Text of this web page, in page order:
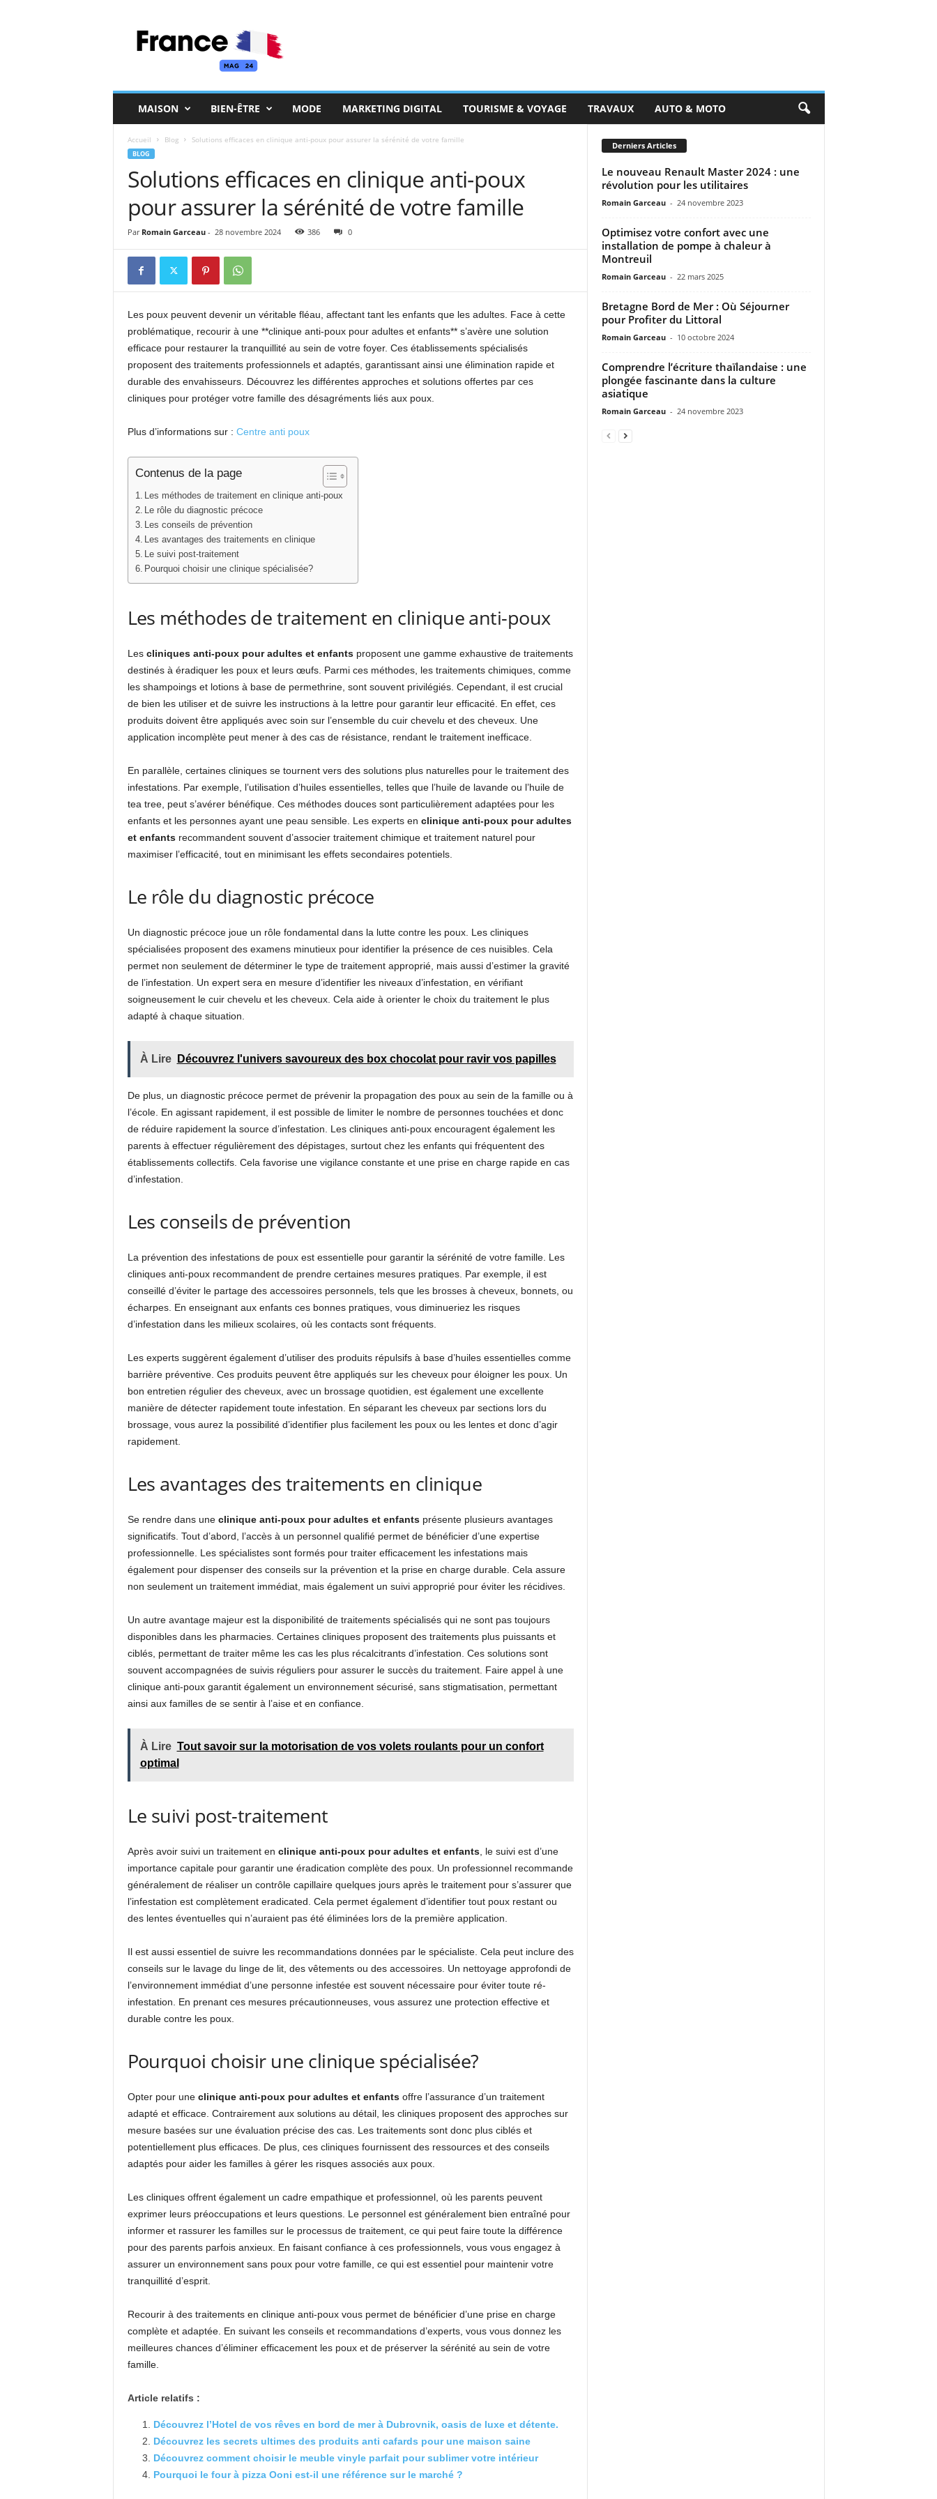
MAISON BIEN-ÊTRE MODE MARKETING DIGITAL TOURISME & VOYAGE TRAVAUX AUTO & MOTO
Accueil Blog Solutions efficaces en clinique anti-poux pour assurer la sérénité de votre famille
BLOG
Solutions efficaces en clinique anti-poux
pour assurer la sérénité de votre famille
Par Romain Garceau- 28 novembre 2024 386 0
Les poux peuvent devenir un véritable fléau, affectant tant les enfants que les adultes. Face à cette
problématique, recourir à une **clinique anti-poux pour adultes et enfants** s’avère une solution
efficace pour restaurer la tranquillité au sein de votre foyer. Ces établissements spécialisés
proposent des traitements professionnels et adaptés, garantissant ainsi une élimination rapide et
durable des envahisseurs. Découvrez les différentes approches et solutions offertes par ces
cliniques pour protéger votre famille des désagréments liés aux poux.
Plus d’informations sur : Centre anti poux
Contenus de la page
Les méthodes de traitement en clinique anti-poux
Le rôle du diagnostic précoce
Les conseils de prévention
Les avantages des traitements en clinique
Le suivi post-traitement
Pourquoi choisir une clinique spécialisée?
Les méthodes de traitement en clinique anti-poux
Les cliniques anti-poux pour adultes et enfantsproposent une gamme exhaustive de traitements
destinés à éradiquer les poux et leurs œufs. Parmi ces méthodes, les traitements chimiques, comme
les shampoings et lotions à base de permethrine, sont souvent privilégiés. Cependant, il est crucial
de bien les utiliser et de suivre les instructions à la lettre pour garantir leur efficacité. En effet, ces
produits doivent être appliqués avec soin sur l’ensemble du cuir chevelu et des cheveux. Une
application incomplète peut mener à des cas de résistance, rendant le traitement inefficace.
En parallèle, certaines cliniques se tournent vers des solutions plus naturelles pour le traitement des
infestations. Par exemple, l’utilisation d’huiles essentielles, telles que l’huile de lavande ou l’huile de
tea tree, peut s’avérer bénéfique. Ces méthodes douces sont particulièrement adaptées pour les
enfants et les personnes ayant une peau sensible. Les experts en clinique anti-poux pour adultes
et enfantsrecommandent souvent d’associer traitement chimique et traitement naturel pour
maximiser l’efficacité, tout en minimisant les effets secondaires potentiels.
Le rôle du diagnostic précoce
Un diagnostic précoce joue un rôle fondamental dans la lutte contre les poux. Les cliniques
spécialisées proposent des examens minutieux pour identifier la présence de ces nuisibles. Cela
permet non seulement de déterminer le type de traitement approprié, mais aussi d’estimer la gravité
de l’infestation. Un expert sera en mesure d’identifier les niveaux d’infestation, en vérifiant
soigneusement le cuir chevelu et les cheveux. Cela aide à orienter le choix du traitement le plus
adapté à chaque situation.
À Lire Découvrez l'univers savoureux des box chocolat pour ravir vos papilles
De plus, un diagnostic précoce permet de prévenir la propagation des poux au sein de la famille ou à
l’école. En agissant rapidement, il est possible de limiter le nombre de personnes touchées et donc
de réduire rapidement la source d’infestation. Les cliniques anti-poux encouragent également les
parents à effectuer régulièrement des dépistages, surtout chez les enfants qui fréquentent des
établissements collectifs. Cela favorise une vigilance constante et une prise en charge rapide en cas
d’infestation.
Les conseils de prévention
La prévention des infestations de poux est essentielle pour garantir la sérénité de votre famille. Les
cliniques anti-poux recommandent de prendre certaines mesures pratiques. Par exemple, il est
conseillé d’éviter le partage des accessoires personnels, tels que les brosses à cheveux, bonnets, ou
écharpes. En enseignant aux enfants ces bonnes pratiques, vous diminueriez les risques
d’infestation dans les milieux scolaires, où les contacts sont fréquents.
Les experts suggèrent également d’utiliser des produits répulsifs à base d’huiles essentielles comme
barrière préventive. Ces produits peuvent être appliqués sur les cheveux pour éloigner les poux. Un
bon entretien régulier des cheveux, avec un brossage quotidien, est également une excellente
manière de détecter rapidement toute infestation. En séparant les cheveux par sections lors du
brossage, vous aurez la possibilité d’identifier plus facilement les poux ou les lentes et donc d’agir
rapidement.
Les avantages des traitements en clinique
Se rendre dans une clinique anti-poux pour adultes et enfantsprésente plusieurs avantages
significatifs. Tout d’abord, l’accès à un personnel qualifié permet de bénéficier d’une expertise
professionnelle. Les spécialistes sont formés pour traiter efficacement les infestations mais
également pour dispenser des conseils sur la prévention et la prise en charge durable. Cela assure
non seulement un traitement immédiat, mais également un suivi approprié pour éviter les récidives.
Un autre avantage majeur est la disponibilité de traitements spécialisés qui ne sont pas toujours
disponibles dans les pharmacies. Certaines cliniques proposent des traitements plus puissants et
ciblés, permettant de traiter même les cas les plus récalcitrants d’infestation. Ces solutions sont
souvent accompagnées de suivis réguliers pour assurer le succès du traitement. Faire appel à une
clinique anti-poux garantit également un environnement sécurisé, sans stigmatisation, permettant
ainsi aux familles de se sentir à l’aise et en confiance.
À Lire Tout savoir sur la motorisation de vos volets roulants pour un confort
optimal
Le suivi post-traitement
Après avoir suivi un traitement en clinique anti-poux pour adultes et enfants, le suivi est d’une
importance capitale pour garantir une éradication complète des poux. Un professionnel recommande
généralement de réaliser un contrôle capillaire quelques jours après le traitement pour s’assurer que
l’infestation est complètement eradicated. Cela permet également d’identifier tout poux restant ou
des lentes éventuelles qui n’auraient pas été éliminées lors de la première application.
Il est aussi essentiel de suivre les recommandations données par le spécialiste. Cela peut inclure des
conseils sur le lavage du linge de lit, des vêtements ou des accessoires. Un nettoyage approfondi de
l’environnement immédiat d’une personne infestée est souvent nécessaire pour éviter toute ré-
infestation. En prenant ces mesures précautionneuses, vous assurez une protection effective et
durable contre les poux.
Pourquoi choisir une clinique spécialisée?
Opter pour une clinique anti-poux pour adultes et enfantsoffre l’assurance d’un traitement
adapté et efficace. Contrairement aux solutions au détail, les cliniques proposent des approches sur
mesure basées sur une évaluation précise des cas. Les traitements sont donc plus ciblés et
potentiellement plus efficaces. De plus, ces cliniques fournissent des ressources et des conseils
adaptés pour aider les familles à gérer les risques associés aux poux.
Les cliniques offrent également un cadre empathique et professionnel, où les parents peuvent
exprimer leurs préoccupations et leurs questions. Le personnel est généralement bien entraîné pour
informer et rassurer les familles sur le processus de traitement, ce qui peut faire toute la différence
pour des parents parfois anxieux. En faisant confiance à ces professionnels, vous vous engagez à
assurer un environnement sans poux pour votre famille, ce qui est essentiel pour maintenir votre
tranquillité d’esprit.
Recourir à des traitements en clinique anti-poux vous permet de bénéficier d’une prise en charge
complète et adaptée. En suivant les conseils et recommandations d’experts, vous vous donnez les
meilleures chances d’éliminer efficacement les poux et de préserver la sérénité au sein de votre
famille.
Article relatifs :
Découvrez l’Hotel de vos rêves en bord de mer à Dubrovnik, oasis de luxe et détente.
Découvrez les secrets ultimes des produits anti cafards pour une maison saine
Découvrez comment choisir le meuble vinyle parfait pour sublimer votre intérieur
Pourquoi le four à pizza Ooni est-il une référence sur le marché ?
Derniers Articles
Le nouveau Renault Master 2024 : une
révolution pour les utilitaires
Romain Garceau - 24 novembre 2023
Optimisez votre confort avec une
installation de pompe à chaleur à
Montreuil
Romain Garceau - 22 mars 2025
Bretagne Bord de Mer : Où Séjourner
pour Profiter du Littoral
Romain Garceau - 10 octobre 2024
Comprendre l’écriture thaïlandaise : une
plongée fascinante dans la culture
asiatique
Romain Garceau - 24 novembre 2023